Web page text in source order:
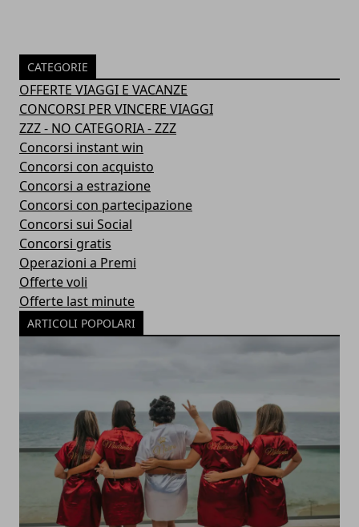
CATEGORIE
OFFERTE VIAGGI E VACANZE
CONCORSI PER VINCERE VIAGGI
ZZZ - NO CATEGORIA - ZZZ
Concorsi instant win
Concorsi con acquisto
Concorsi a estrazione
Concorsi con partecipazione
Concorsi sui Social
Concorsi gratis
Operazioni a Premi
Offerte voli
Offerte last minute
ARTICOLI POPOLARI